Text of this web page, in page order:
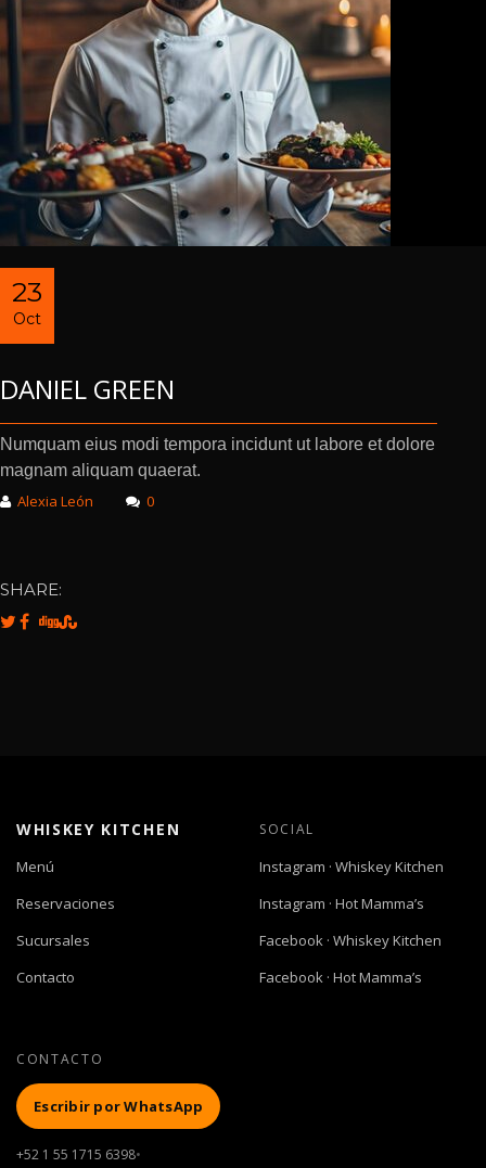
23
Oct
DANIEL GREEN
Numquam eius modi tempora incidunt ut labore et dolore
magnam aliquam quaerat.
Alexia León 0
SHARE:
WHISKEY KITCHEN
Menú
Reservaciones
Sucursales
Contacto
SOCIAL
Instagram · Whiskey Kitchen
Instagram · Hot Mamma’s
Facebook · Whiskey Kitchen
Facebook · Hot Mamma’s
CONTACTO
Escribir por WhatsApp
+52 1 55 1715 6398•